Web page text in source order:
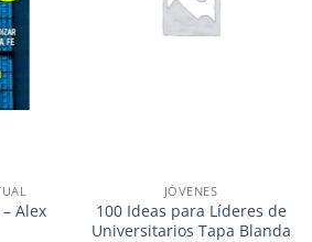
Alex
JÓVENES
100 Ideas para Líderes de
Universitarios Tapa Blanda